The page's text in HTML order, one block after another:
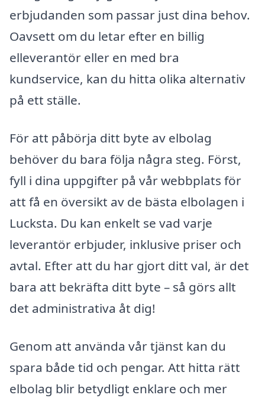
erbjudanden som passar just dina behov.
Oavsett om du letar efter en billig
elleverantör eller en med bra
kundservice, kan du hitta olika alternativ
på ett ställe.
För att påbörja ditt byte av elbolag
behöver du bara följa några steg. Först,
fyll i dina uppgifter på vår webbplats för
att få en översikt av de bästa elbolagen i
Lucksta. Du kan enkelt se vad varje
leverantör erbjuder, inklusive priser och
avtal. Efter att du har gjort ditt val, är det
bara att bekräfta ditt byte – så görs allt
det administrativa åt dig!
Genom att använda vår tjänst kan du
spara både tid och pengar. Att hitta rätt
elbolag blir betydligt enklare och mer